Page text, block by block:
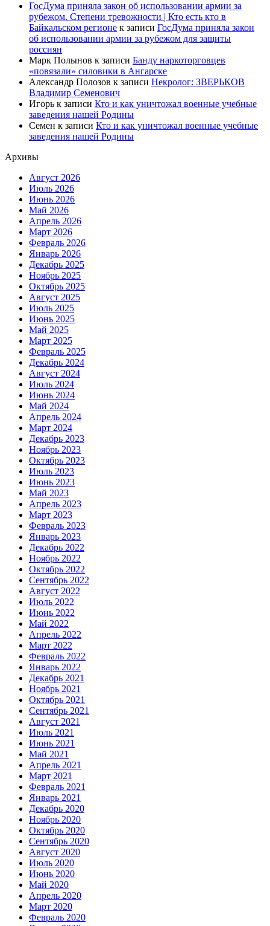
ГосДума приняла закон об использовании армии за
рубежом. Степени тревожности | Кто есть кто в
Байкальском регионе к записи ГосДума приняла закон
об использовании армии за рубежом для защиты
россиян
Марк Полынов к записи Банду наркоторговцев
«повязали» силовики в Ангарске
Александр Полозов к записи Некролог: ЗВЕРЬКОВ
Владимир Семенович
Игорь к записи Кто и как уничтожал военные учебные
заведения нашей Родины
Семен к записи Кто и как уничтожал военные учебные
заведения нашей Родины
Архивы
Август 2026
Июль 2026
Июнь 2026
Май 2026
Апрель 2026
Март 2026
Февраль 2026
Январь 2026
Декабрь 2025
Ноябрь 2025
Октябрь 2025
Август 2025
Июль 2025
Июнь 2025
Май 2025
Март 2025
Февраль 2025
Декабрь 2024
Август 2024
Июль 2024
Июнь 2024
Май 2024
Апрель 2024
Март 2024
Декабрь 2023
Ноябрь 2023
Октябрь 2023
Июль 2023
Июнь 2023
Май 2023
Апрель 2023
Март 2023
Февраль 2023
Январь 2023
Декабрь 2022
Ноябрь 2022
Октябрь 2022
Сентябрь 2022
Август 2022
Июль 2022
Июнь 2022
Май 2022
Апрель 2022
Март 2022
Февраль 2022
Январь 2022
Декабрь 2021
Ноябрь 2021
Октябрь 2021
Сентябрь 2021
Август 2021
Июль 2021
Июнь 2021
Май 2021
Апрель 2021
Март 2021
Февраль 2021
Январь 2021
Декабрь 2020
Ноябрь 2020
Октябрь 2020
Сентябрь 2020
Август 2020
Июль 2020
Июнь 2020
Май 2020
Апрель 2020
Март 2020
Февраль 2020